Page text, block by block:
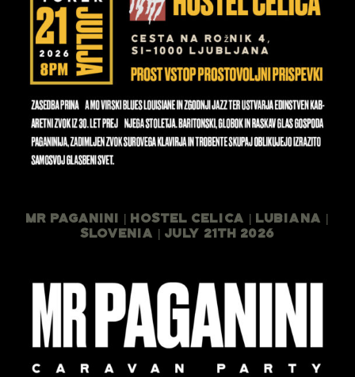
Mr Paganini | Hostel Celica | Lubiana |
Slovenia | July 21th 2026